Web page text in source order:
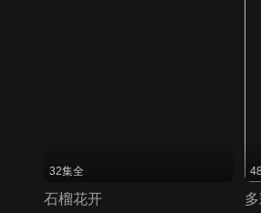
32集全
石榴花开